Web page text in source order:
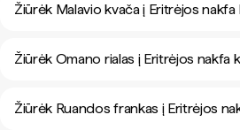
Žiūrėk Malavio kvača į Eritrėjos nakfa
Žiūrėk Omano rialas į Eritrėjos nakfa
Žiūrėk Ruandos frankas į Eritrėjos